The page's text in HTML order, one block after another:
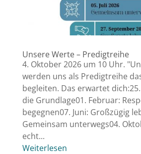
Unsere Werte – Predigtreihe
4. Oktober 2026 um 10 Uhr.
werden uns als Predigtreihe
begleiten. Das erwartet
die Grundlage01. Februar:
begegnen07. Juni: Großzügig
Gemeinsam unterwegs04.
echt...
Weiterlesen